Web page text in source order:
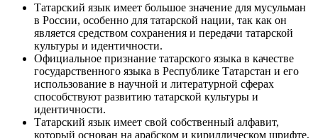
Татарский язык имеет большое значение для мусульман
в России, особенно для татарской нации, так как он
является средством сохранения и передачи татарской
культуры и идентичности.
Официальное признание татарского языка в качестве
государственного языка в Республике Татарстан и его
использование в научной и литературной сферах
способствуют развитию татарской культуры и
идентичности.
Татарский язык имеет свой собственный алфавит,
который основан на арабском и кириллическом шрифте,